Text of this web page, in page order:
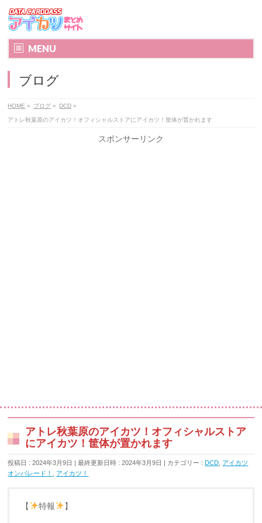
MENU
ブログ
HOME » ブログ » DCD »
アトレ秋葉原のアイカツ！オフィシャルストアにアイカツ！筐体が置かれます
スポンサーリンク
アトレ秋葉原のアイカツ！オフィシャルストア
にアイカツ！筐体が置かれます
投稿日 : 2024年3月9日 最終更新日時 : 2024年3月9日 カテゴリー :DCD アイカツ
オンパレード！
アイカツ！
【 特報 】